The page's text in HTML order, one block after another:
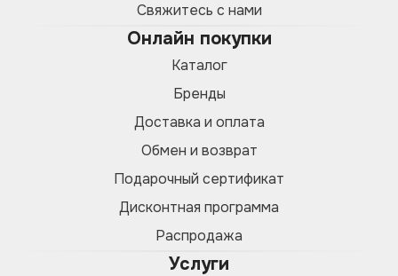
Свяжитесь с нами
Онлайн покупки
Каталог
Бренды
Доставка и оплата
Обмен и возврат
Подарочный сертификат
Дисконтная программа
Распродажа
Услуги